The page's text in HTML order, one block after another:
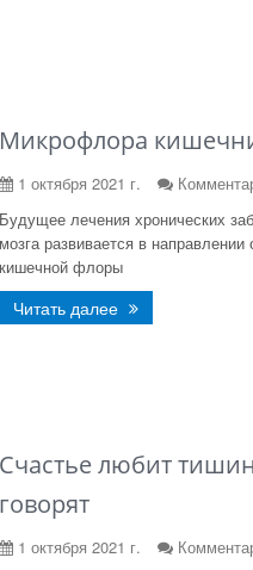
Микрофлора
1 октября 2021 г.
Будущее лечения хронических
мозга развивается в
кишечной флоры
Читать далее
Счастье любит
говорят
1 октября 2021 г.